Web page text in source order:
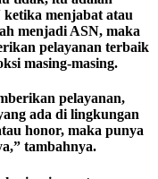
menjabat atau
menjadi ASN, maka
pelayanan terbaik
masing-masing.
pelayanan,
ada di lingkungan
honor, maka punya
tambahnya.